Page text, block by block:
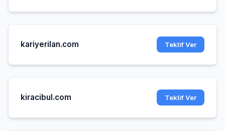
kariyerilan.com Teklif Ver
kiracibul.com Teklif Ver